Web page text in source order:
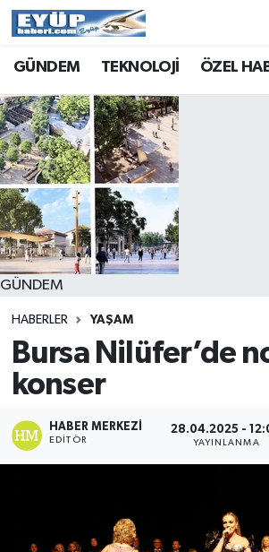
GÜNDEM TEKNOLOJİ ÖZEL
GÜNDEM
HABERLER YAŞAM
Bursa Nilüfer’de
konser
HABER MERKEZI
EDITÖR
28.04.2025 -
YAYINLANMA